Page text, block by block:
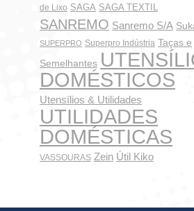
de Lixo SAGA SAGA TEXTIL
SANREMO Sanremo S/A
SUPERPRO Superpro Indústria Taças e
Semelhantes
DOMÉSTICOS
Utensílios & Utilidades
UTILIDADES
DOMÉSTICAS
VASSOURAS Zein Útil Kiko